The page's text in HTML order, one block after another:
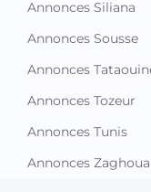
Annonces Tataouine
Annonces Tozeur
Annonces Tunis
Annonces Zaghouan